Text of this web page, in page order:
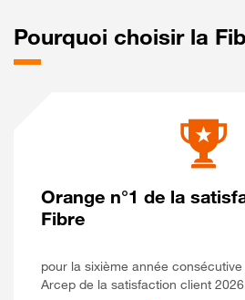
Pourquoi choisir la
Orange n°1 de la
Fibre
pour la sixième année consécutive
Arcep de la satisfaction client